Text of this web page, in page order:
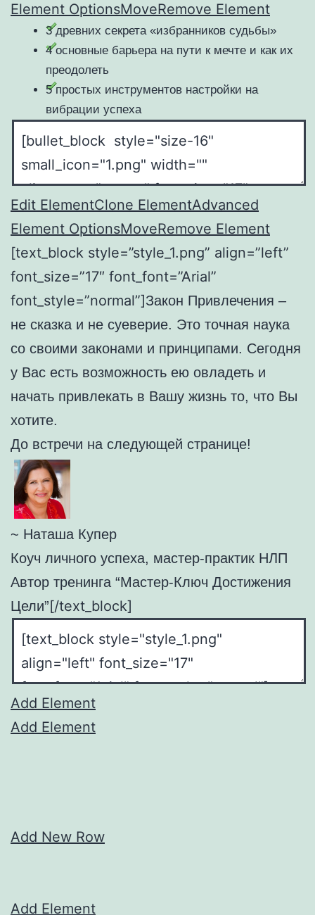
Element OptionsMoveRemove Element
3 древних секрета «избранников судьбы»
4 основные барьера на пути к мечте и как их
преодолеть
5 простых инструментов настройки на
вибрации успеха
Edit ElementClone ElementAdvanced
Element OptionsMoveRemove Element
[text_block style=”style_1.png” align=”left”
font_size=”17″ font_font=”Arial”
font_style=”normal”]Закон Привлечения –
не сказка и не суеверие. Это точная наука
со своими законами и принципами. Сегодня
у Вас есть возможность ею овладеть и
начать привлекать в Вашу жизнь то, что Вы
хотите.
До встречи на следующей странице!
~ Наташа Купер
Коуч личного успеха, мастер-практик НЛП
Автор тренинга “Мастер-Ключ Достижения
Цели”[/text_block]
Add Element
Add Element
Add New Row
Add Element